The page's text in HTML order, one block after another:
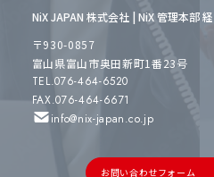
NiX JAPAN 株式会社 | NiX 管理本部
〒930-0857
富山県富山市奥田新町1番23号
TEL.076-464-6520
FAX.076-464-6671
info@nix-japan.co.jp
お問い合わせフォーム